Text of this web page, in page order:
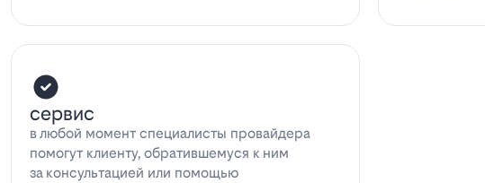
сервис
в любой момент специалисты провайдера
помогут клиенту, обратившемуся к ним
за консультацией или помощью